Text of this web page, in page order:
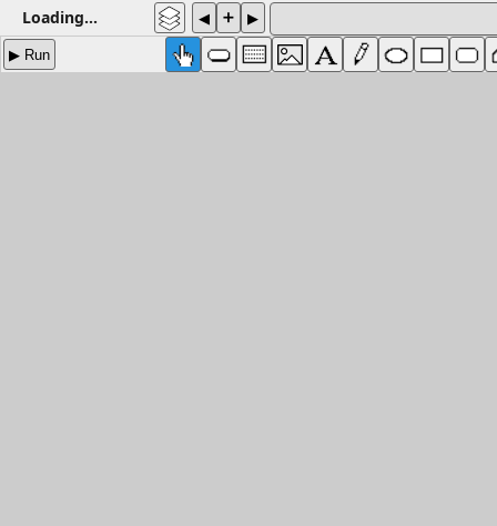
Loading... ◀ ➕ ▶
▶ Run